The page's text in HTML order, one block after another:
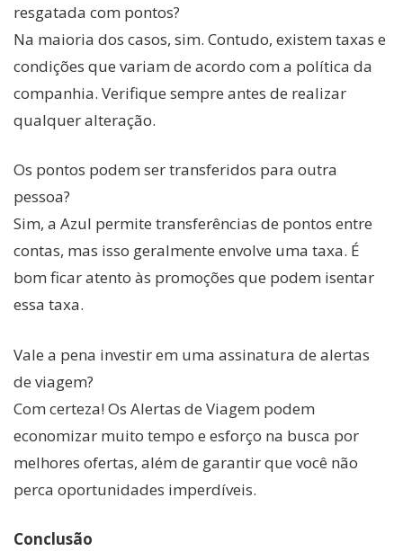
resgatada com pontos?
Na maioria dos casos, sim. Contudo, existem taxas e
condições que variam de acordo com a política da
companhia. Verifique sempre antes de realizar
qualquer alteração.
Os pontos podem ser transferidos para outra
pessoa?
Sim, a Azul permite transferências de pontos entre
contas, mas isso geralmente envolve uma taxa. É
bom ficar atento às promoções que podem isentar
essa taxa.
Vale a pena investir em uma assinatura de alertas
de viagem?
Com certeza! Os Alertas de Viagem podem
economizar muito tempo e esforço na busca por
melhores ofertas, além de garantir que você não
perca oportunidades imperdíveis.
Conclusão